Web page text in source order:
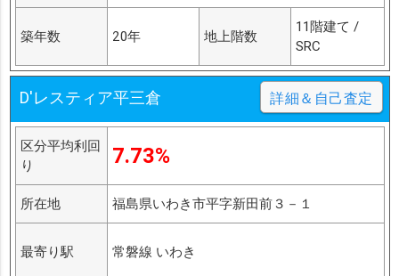
築年数 20年 地上階数
11階建て /
SRC
D'レスティア平三倉 詳細＆自己査定
区分平均利回
り
7.73%
所在地 福島県いわき市平字新田前３－１
最寄り駅 常磐線 いわき